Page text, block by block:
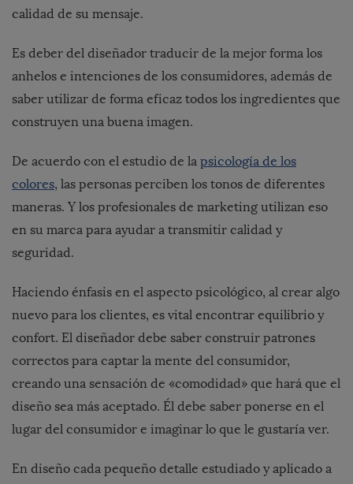
calidad de su mensaje.
Es deber del diseñador traducir de la mejor forma los
anhelos e intenciones de los consumidores, además de
saber utilizar de forma eficaz todos los ingredientes que
construyen una buena imagen.
De acuerdo con el estudio de la psicología de los
colores, las personas perciben los tonos de diferentes
maneras. Y los profesionales de marketing utilizan eso
en su marca para ayudar a transmitir calidad y
seguridad.
Haciendo énfasis en el aspecto psicológico, al crear algo
nuevo para los clientes, es vital encontrar equilibrio y
confort. El diseñador debe saber construir patrones
correctos para captar la mente del consumidor,
creando una sensación de «comodidad» que hará que el
diseño sea más aceptado. Él debe saber ponerse en el
lugar del consumidor e imaginar lo que le gustaría ver.
En diseño cada pequeño detalle estudiado y aplicado a